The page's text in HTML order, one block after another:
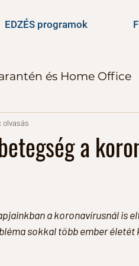
EDZÉS programok
és Home Office
FUN
a
olvasás
a koronavírusnál is
sokkal több ember